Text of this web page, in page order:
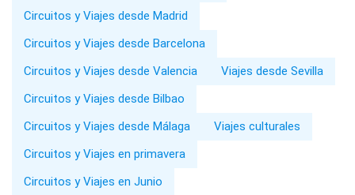
Circuitos y Viajes desde Madrid
Circuitos y Viajes desde Barcelona
Circuitos y Viajes desde Valencia
Viajes desde Sevilla
Circuitos y Viajes desde Bilbao
Circuitos y Viajes desde Málaga
Viajes culturales
Circuitos y Viajes en primavera
Circuitos y Viajes en Junio